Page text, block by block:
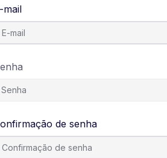
mail
de senha